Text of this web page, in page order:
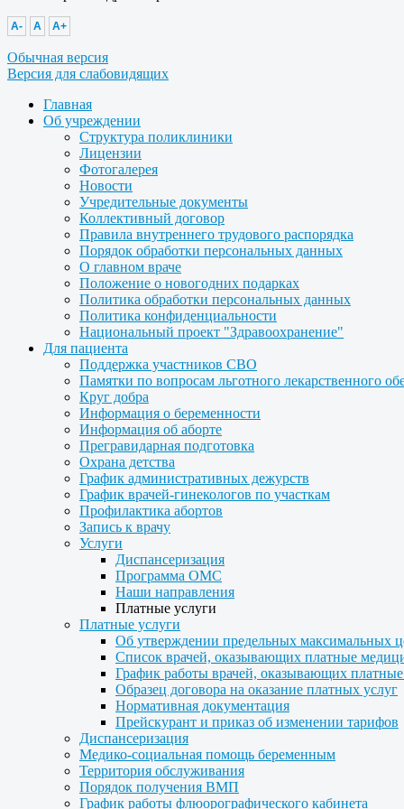
A- A A+
Обычная версия
Версия для слабовидящих
Главная
Об учреждении
Структура поликлиники
Лицензии
Фотогалерея
Новости
Учредительные документы
Коллективный договор
Правила внутреннего трудового распорядка
Порядок обработки персональных данных
О главном враче
Положение о новогодних подарках
Политика обработки персональных данных
Политика конфиденциальности
Национальный проект "Здравоохранение"
Для пациента
Поддержка участников СВО
Памятки по вопросам льготного лекарственного
Круг добра
Информация о беременности
Информация об аборте
Прегравидарная подготовка
Охрана детства
График административных дежурств
График врачей-гинекологов по участкам
Профилактика абортов
Запись к врачу
Услуги
Диспансеризация
Программа ОМС
Наши направления
Платные услуги
Платные услуги
Об утверждении предельных максимальных
Список врачей, оказывающих платные
График работы врачей, оказывающих
Образец договора на оказание платных услуг
Нормативная документация
Прейскурант и приказ об изменении тарифов
Диспансеризация
Медико-социальная помощь беременным
Территория обслуживания
Порядок получения ВМП
График работы флюорографического кабинета